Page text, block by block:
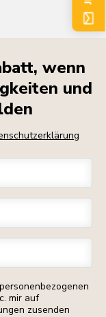
wenn
und
mir auf
zusenden